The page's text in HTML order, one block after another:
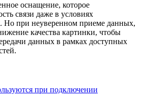
оснащение, которое
связи даже в условиях
Но при неуверенном приеме данных,
качества картинки, чтобы
данных в рамках доступных
при подключении